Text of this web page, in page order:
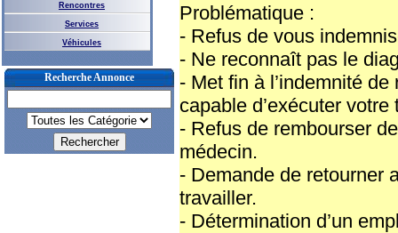
Rencontres
Services
Véhicules
Recherche Annonce
Problématique :
- Refus de vous
- Ne reconnaît pas le
- Met fin à l’indemnité
capable d’exécuter votre
- Refus de rembourser
médecin.
- Demande de retourner
travailler.
- Détermination d’un